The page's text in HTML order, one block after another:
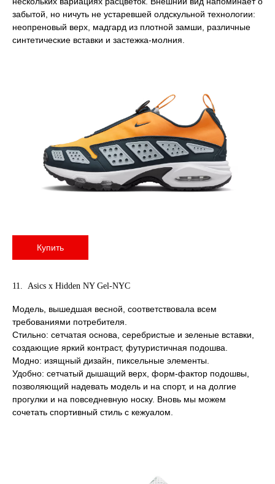
забытой, но ничуть не устаревшей олдскульной технологии:
неопреновый верх, мадгард из плотной замши, различные
синтетические вставки и застежка-молния.
Купить
11. Asics x Hidden NY Gel-NYС
Модель, вышедшая весной, соответствовала всем
требованиями потребителя.
Стильно: сетчатая основа, серебристые и зеленые вставки,
создающие яркий контраст, футуристичная подошва.
Модно: изящный дизайн, пиксельные элементы.
Удобно: сетчатый дышащий верх, форм-фактор подошвы,
позволяющий надевать модель и на спорт, и на долгие
прогулки и на повседневную носку. Вновь мы можем
сочетать спортивный стиль с кежуалом.